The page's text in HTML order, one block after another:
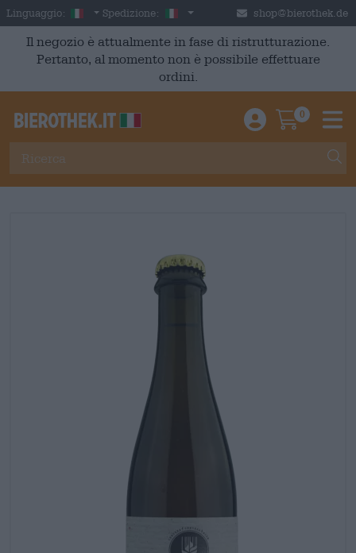
Skip to main content
Linguaggio: Italian
Spedizione: Italia shop@bierothek.de
Il negozio è attualmente in fase di ristrutturazione.
Pertanto, al momento non è possibile effettuare
ordini.
Einloggen /
0